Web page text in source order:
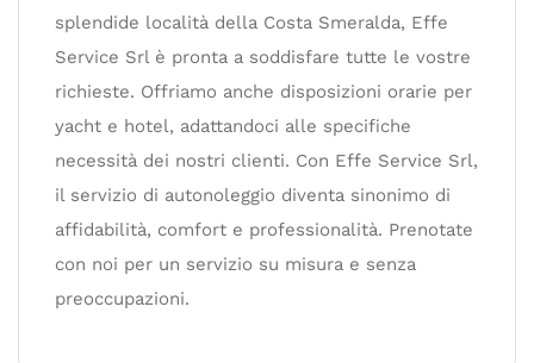
splendide località della Costa Smeralda, Effe
Service Srl è pronta a soddisfare tutte le vostre
richieste. Offriamo anche disposizioni orarie per
yacht e hotel, adattandoci alle specifiche
necessità dei nostri clienti. Con Effe Service Srl,
il servizio di autonoleggio diventa sinonimo di
affidabilità, comfort e professionalità. Prenotate
con noi per un servizio su misura e senza
preoccupazioni.